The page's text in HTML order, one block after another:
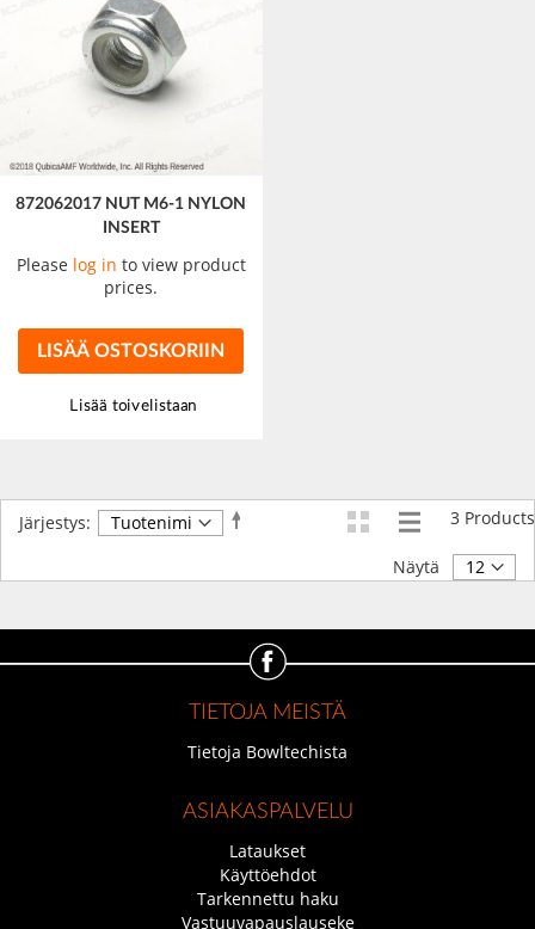
872062017 NUT M6-1 NYLON
INSERT
Please log in to view product
prices.
LISÄÄ OSTOSKORIIN
Lisää toivelistaan
3 Products
Järjestys:
Aseta
Näytä
TIETOJA MEISTÄ
Tietoja Bowltechista
ASIAKASPALVELU
Lataukset
Käyttöehdot
Tarkennettu haku
Vastuuvapauslauseke